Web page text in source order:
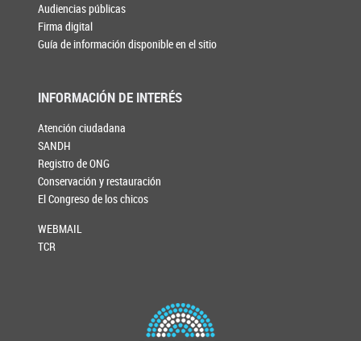
Audiencias públicas
Firma digital
Guía de información disponible en el sitio
INFORMACIÓN DE INTERÉS
Atención ciudadana
SANDH
Registro de ONG
Conservación y restauración
El Congreso de los chicos
WEBMAIL
TCR